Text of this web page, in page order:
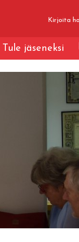
Tule jäseneksi